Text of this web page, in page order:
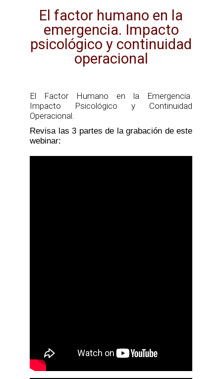
Conferencia 2026
El factor humano en la
emergencia. Impacto
psicológico y continuidad
operacional
El Factor Humano en la Emergencia.
Impacto Psicológico y Continuidad
Operacional.
Revisa las 3 partes de la grabación de este
webinar: